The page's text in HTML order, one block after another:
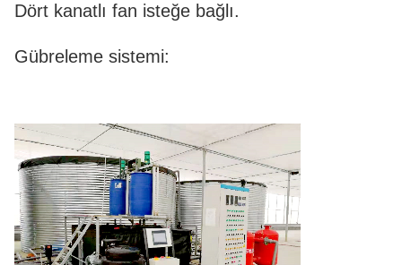
Dört kanatlı fan isteğe bağlı.
Gübreleme sistemi: